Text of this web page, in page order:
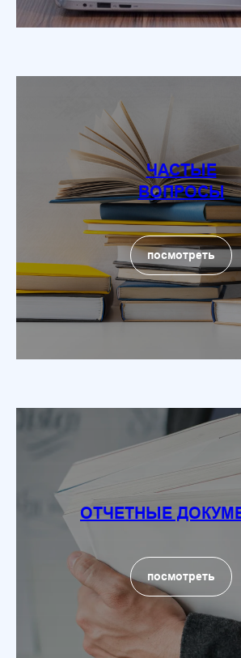
ЧАСТЫЕ
ВОПРОСЫ
посмотреть
ОТЧЕТНЫЕ
посмотреть